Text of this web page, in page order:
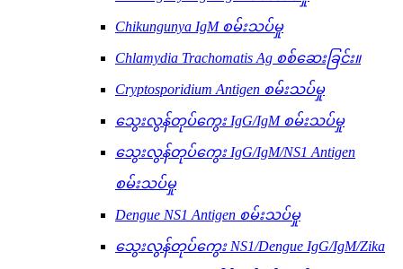
Chikungunya IgM စမ်းသပ်မှု
Chlamydia Trachomatis Ag စစ်ဆေးခြင်း။
Cryptosporidium Antigen စမ်းသပ်မှု
သွေးလွန်တုပ်ကွေး IgG/IgM စမ်းသပ်မှု
သွေးလွန်တုပ်ကွေး IgG/IgM/NS1 Antigen
စမ်းသပ်မှု
Dengue NS1 Antigen စမ်းသပ်မှု
သွေးလွန်တုပ်ကွေး NS1/Dengue IgG/IgM/Zika